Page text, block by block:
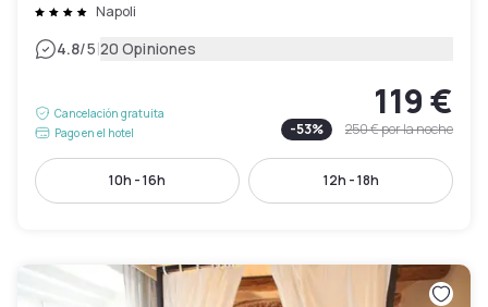
Napoli
4.8/5|20 Opiniones
Cancelación gratuita
Pago en el hotel
119 €
-53% 250 €por la noche
10h - 16h 12h - 18h